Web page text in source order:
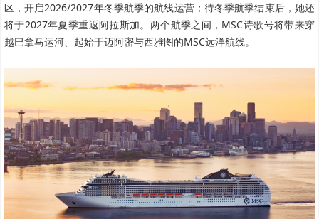
区，开启2026/2027年冬季航季的航线运营；待冬季航季结束后，她还
将于2027年夏季重返阿拉斯加。两个航季之间，MSC诗歌号将带来穿
越巴拿马运河、起始于迈阿密与西雅图的MSC远洋航线。